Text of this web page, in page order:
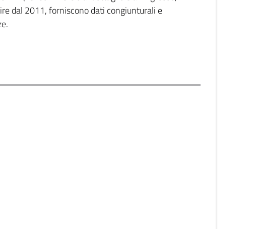
dal 2011, forniscono dati congiunturali e